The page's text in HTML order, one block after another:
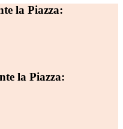
la Piazza:
la Piazza: